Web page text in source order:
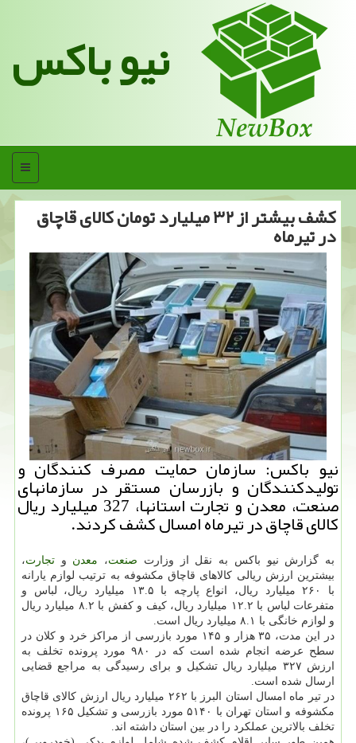
نیو باکس
منو
كشف بیشتر از ۳۲ میلیارد تومان كالای قاچاق
در تیرماه
نیو باكس: سازمان حمایت مصرف كنندگان و
تولیدكنندگان و بازرسان مستقر در سازمانهای
صنعت، معدن و تجارت استانها، 327 میلیارد ریال
كالای قاچاق در تیرماه امسال كشف كردند.
به گزارش نیو باكس به نقل از وزارت صنعت، معدن و تجارت،
بیشترین ارزش ریالی كالاهای قاچاق مكشوفه به ترتیب لوازم یارانه
با ۲۶۰ میلیارد ریال، انواع پارچه با ۱۳.۵ میلیارد ریال، لباس و
متفرعات لباس با ۱۲.۲ میلیارد ریال، كیف و كفش با ۸.۲ میلیارد ریال
و لوازم خانگی با ۸.۱ میلیارد ریال است.
در این مدت، ۳۵ هزار و ۱۴۵ مورد بازرسی از مراكز خرد و كلان در
سطح عرضه انجام شده است كه در ۹۸۰ مورد پرونده تخلف به
ارزش ۳۲۷ میلیارد ریال تشكیل و برای رسیدگی به مراجع قضایی
ارسال شده است.
در تیر ماه امسال استان البرز با ۲۶۲ میلیارد ریال ارزش كالای قاچاق
مكشوفه و استان تهران با ۵۱۴۰ مورد بازرسی و تشكیل ۱۶۵ پرونده
تخلف بالاترین عملكرد را در بین استان داشته اند.